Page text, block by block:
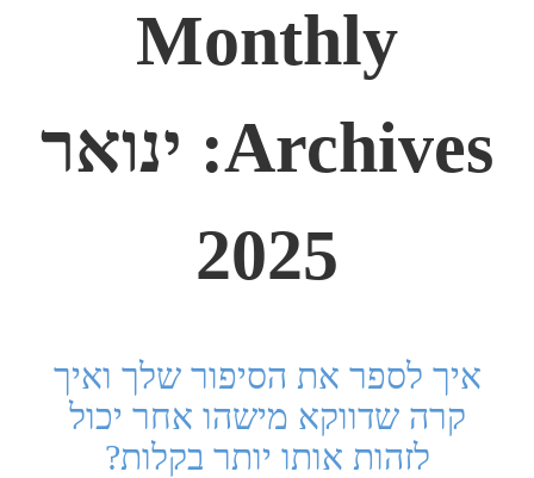
Monthly
Archives: ינואר
2025
איך לספר את הסיפור שלך ואיך
קרה שדווקא מישהו אחר יכול
לזהות אותו יותר בקלות?